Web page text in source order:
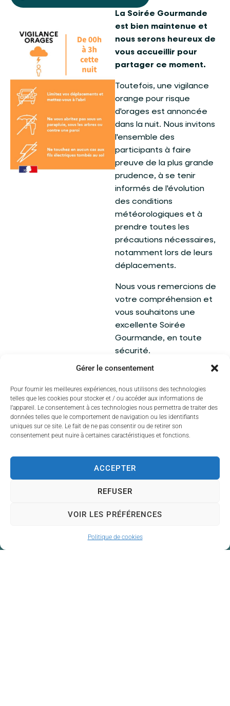
Gérer le consentement
Pour fournir les meilleures expériences, nous utilisons des technologies
telles que les cookies pour stocker et / ou accéder aux informations de
l’appareil. Le consentement à ces technologies nous permettra de traiter des
données telles que le comportement de navigation ou les identifiants
uniques sur ce site. Le fait de ne pas consentir ou de retirer son
consentement peut nuire à certaines caractéristiques et fonctions.
ACCEPTER
REFUSER
VOIR LES PRÉFÉRENCES
Politique de cookies
La Soirée Gourmande
est bien maintenue et
nous serons heureux de
vous accueillir pour
partager ce moment.
Toutefois, une vigilance
orange pour risque
d'orages est annoncée
dans la nuit. Nous invitons
l'ensemble des
participants à faire
preuve de la plus grande
prudence, à se tenir
informés de l'évolution
des conditions
météorologiques et à
prendre toutes les
précautions nécessaires,
notamment lors de leurs
déplacements.
Nous vous remercions de
votre compréhension et
vous souhaitons une
excellente Soirée
Gourmande, en toute
sécurité.